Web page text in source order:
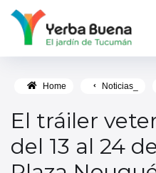
Home Noticias_
El tráiler
del 13 al 24